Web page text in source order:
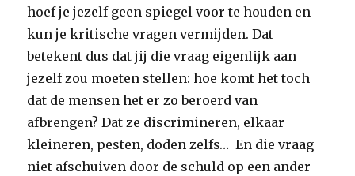
hoef je jezelf geen spiegel voor te houden en
kun je kritische vragen vermijden. Dat
betekent dus dat jij die vraag eigenlijk aan
jezelf zou moeten stellen: hoe komt het toch
dat de mensen het er zo beroerd van
afbrengen? Dat ze discrimineren, elkaar
kleineren, pesten, doden zelfs… En die vraag
niet afschuiven door de schuld op een ander